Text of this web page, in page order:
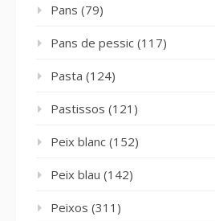
Pans (79)
Pans de pessic (117)
Pasta (124)
Pastissos (121)
Peix blanc (152)
Peix blau (142)
Peixos (311)